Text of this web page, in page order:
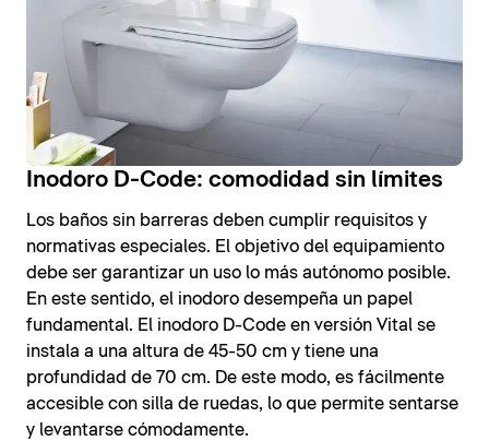
Inodoro D-Code: comodidad sin límites
Los baños sin barreras deben cumplir requisitos y
normativas especiales. El objetivo del equipamiento
debe ser garantizar un uso lo más autónomo posible.
En este sentido, el inodoro desempeña un papel
fundamental. El inodoro D-Code en versión Vital se
instala a una altura de 45-50 cm y tiene una
profundidad de 70 cm. De este modo, es fácilmente
accesible con silla de ruedas, lo que permite sentarse
y levantarse cómodamente.